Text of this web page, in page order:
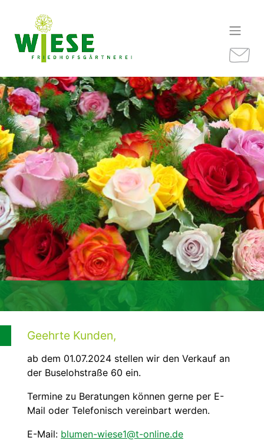
Geehrte Kunden,
ab dem 01.07.2024 stellen wir den Verkauf an
der Buselohstraße 60 ein.
Termine zu Beratungen können gerne per E-
Mail oder Telefonisch vereinbart werden.
E-Mail: blumen-wiese1@t-online.de